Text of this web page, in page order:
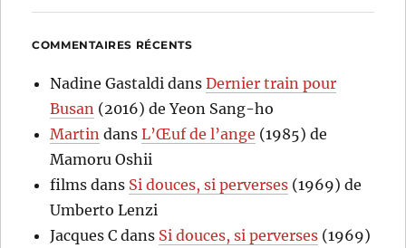
COMMENTAIRES RÉCENTS
Nadine Gastaldi dansDernier train pour
Busan (2016) de Yeon Sang-ho
Martin dansL’Œuf de l’ange (1985) de
Mamoru Oshii
films dans Si douces, si perverses (1969) de
Umberto Lenzi
Jacques C dans Si douces, si perverses (1969)